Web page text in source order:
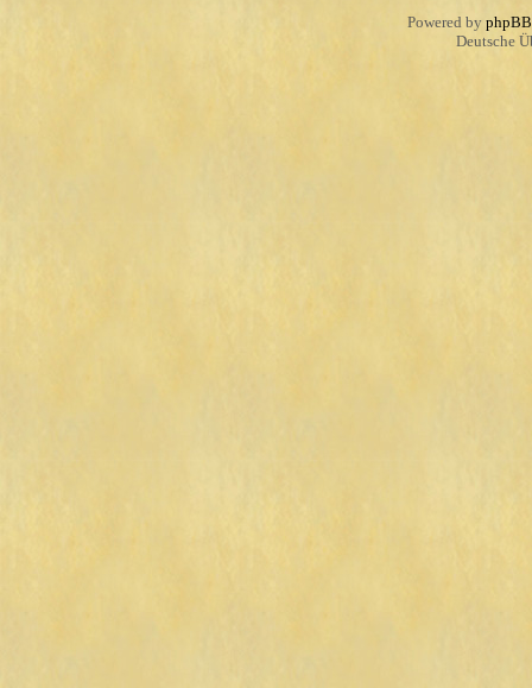
Powered by phpBB
Deutsche